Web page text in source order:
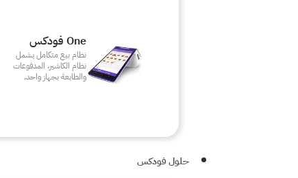
One فودكس
نظام بيع متكامل يشمل
نظام الكاشير، المدفوعات
والطابعة بجهاز واحد.
حلول فودكس